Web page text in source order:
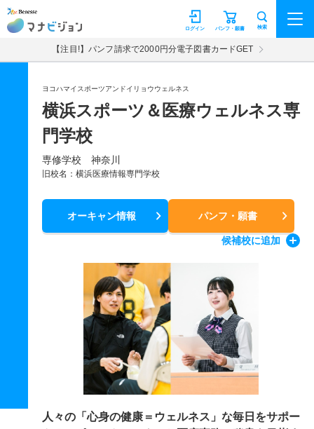
マナビジョン パンフ・願書
ログイン 検索
【注目!】パンフ請求で2000円分電子図書カードGET
ヨコハマイスポーツアンドイリョウウェルネス
横浜スポーツ＆医療ウェルネス専
門学校
専修学校 神奈川
旧校名：横浜医療情報専門学校
オーキャン情報 パンフ・願書
候補校に追加
人々の「心身の健康＝ウェルネス」な毎日をサポー